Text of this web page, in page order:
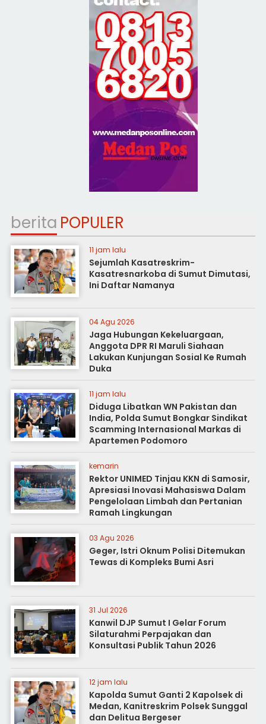
berita POPULER
11 jam lalu
Sejumlah Kasatreskrim-
Kasatresnarkoba di Sumut Dimutasi,
Ini Daftar Namanya
04 Agu 2026
Jaga Hubungan Kekeluargaan,
Anggota DPR RI Maruli Siahaan
Lakukan Kunjungan Sosial Ke Rumah
Duka
11 jam lalu
Diduga Libatkan WN Pakistan dan
India, Polda Sumut Bongkar Sindikat
Scamming Internasional Markas di
Apartemen Podomoro
kemarin
Rektor UNIMED Tinjau KKN di Samosir,
Apresiasi Inovasi Mahasiswa Dalam
Pengelolaan Limbah dan Pertanian
Ramah Lingkungan
03 Agu 2026
Geger, Istri Oknum Polisi Ditemukan
Tewas di Kompleks Bumi Asri
31 Jul 2026
Kanwil DJP Sumut I Gelar Forum
Silaturahmi Perpajakan dan
Konsultasi Publik Tahun 2026
12 jam lalu
Kapolda Sumut Ganti 2 Kapolsek di
Medan, Kanitreskrim Polsek Sunggal
dan Delitua Bergeser